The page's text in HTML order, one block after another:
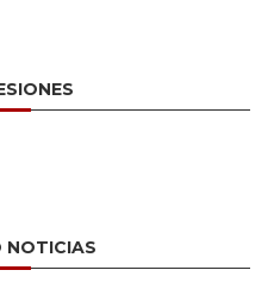
NOTICIAS